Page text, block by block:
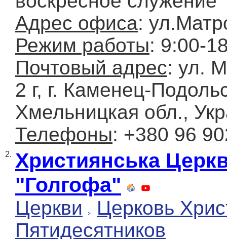
Адрес офиса:
Режим работы: 9:00-
Почтовый адрес: ул.
2 г, г. Каменец-
Хмельницкая обл.,
Телефоны: +380 96
2. Християнська
"Голгофа"
Церкви
Церковь
Пятидесятников